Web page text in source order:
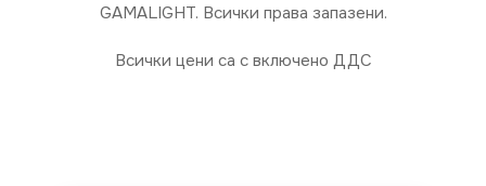
GAMALIGHT. Всички права запазени.
Всички цени са с включено ДДС